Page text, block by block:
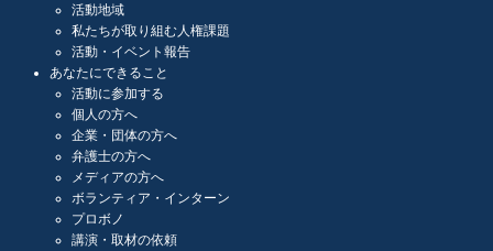
活動地域
私たちが取り組む人権課題
活動・イベント報告
あなたにできること
活動に参加する
個人の方へ
企業・団体の方へ
弁護士の方へ
メディアの方へ
ボランティア・インターン
プロボノ
講演・取材の依頼